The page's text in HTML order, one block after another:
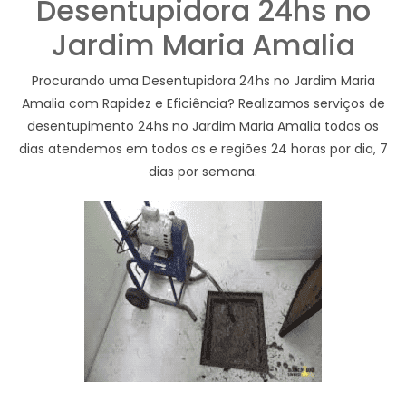
Desentupidora 24hs no
Jardim Maria Amalia
Procurando uma Desentupidora 24hs no Jardim Maria
Amalia com Rapidez e Eficiência? Realizamos serviços de
desentupimento 24hs no Jardim Maria Amalia todos os
dias atendemos em todos os e regiões 24 horas por dia, 7
dias por semana.